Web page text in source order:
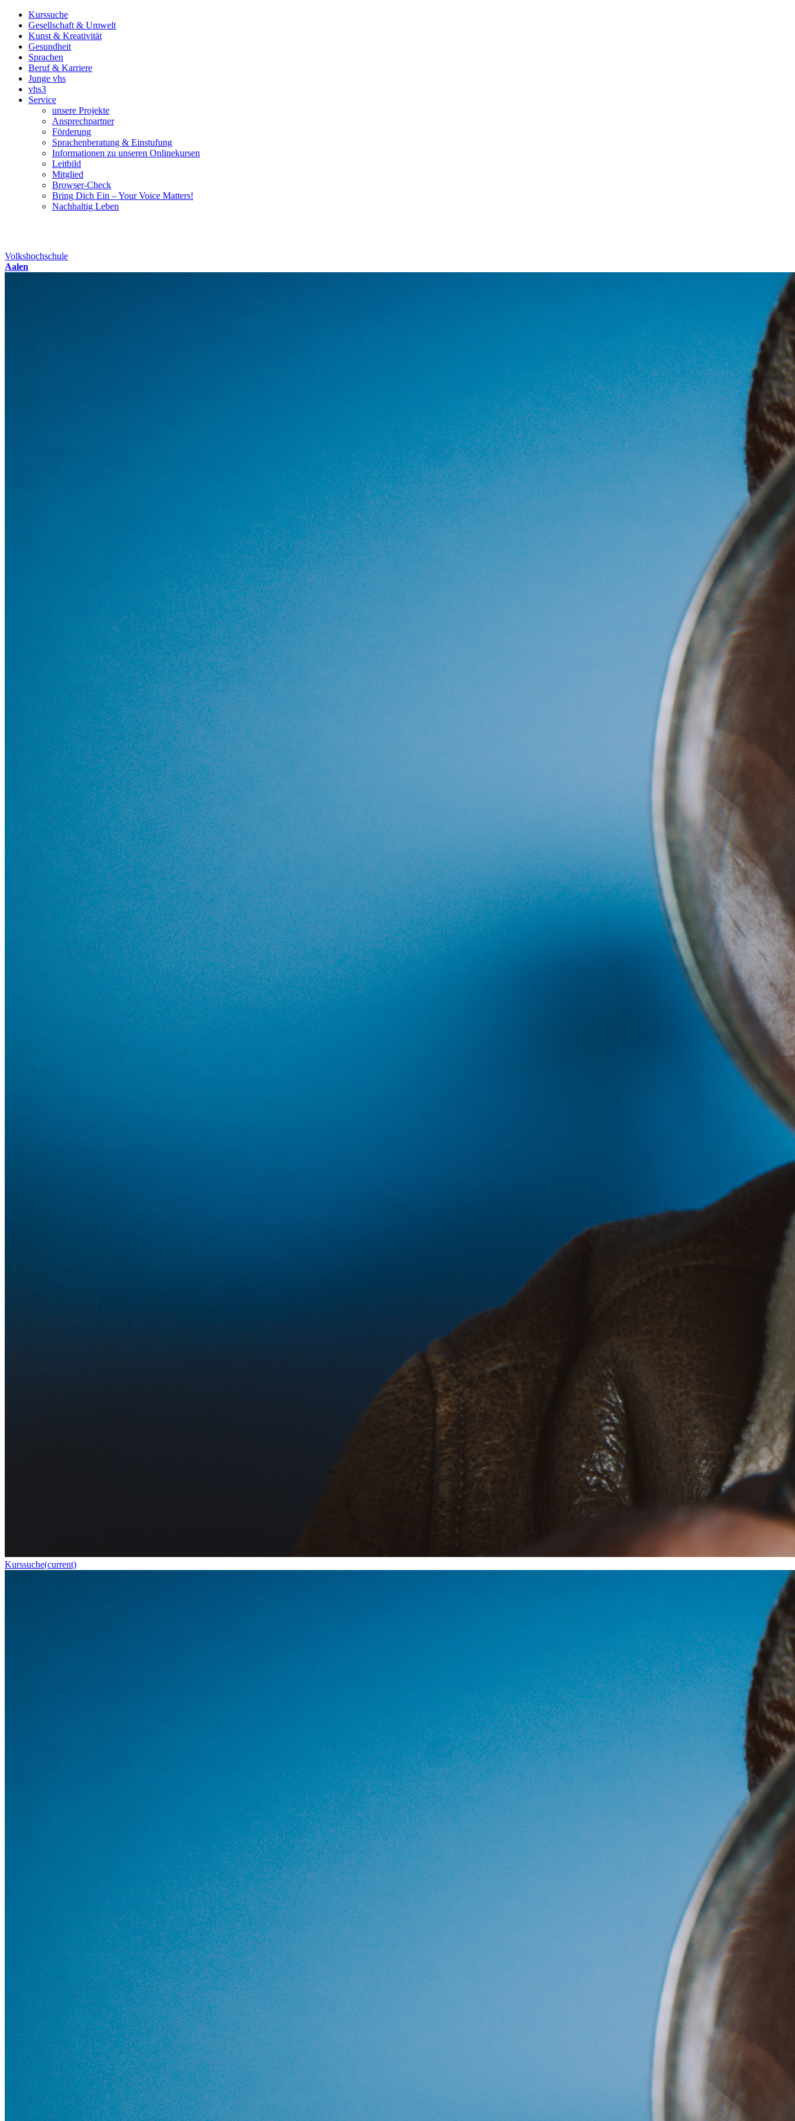
Kurssuche
Gesellschaft & Umwelt
Kunst & Kreativität
Gesundheit
Sprachen
Beruf & Karriere
Junge vhs
vhs3
Service
unsere Projekte
Ansprechpartner
Förderung
Sprachenberatung & Einstufung
Informationen zu unseren Onlinekursen
Leitbild
Mitglied
Browser-Check
Bring Dich Ein – Your Voice Matters!
Nachhaltig Leben
Volkshochschule
Aalen
Kurssuche(current)